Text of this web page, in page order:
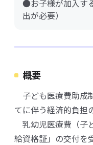
●お子様が加入す
出が必要）
概要
子ども医療費助成
てに伴う経済的負担
乳幼児医療費（子
給資格証」の交付を